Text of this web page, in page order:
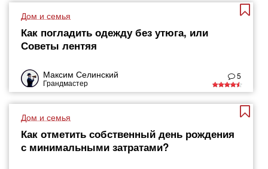
Дом и семья
Как погладить одежду без утюга, или
Советы лентяя
Максим Селинский
Грандмастер
5
Дом и семья
Как отметить собственный день рождения
с минимальными затратами?